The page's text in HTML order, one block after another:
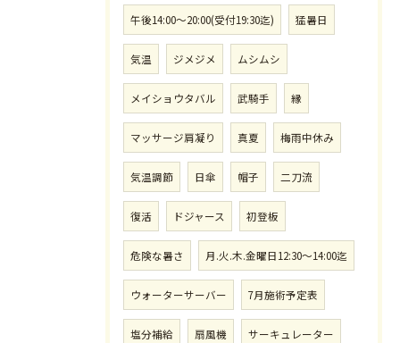
午後14:00〜20:00(受付19:30迄) 猛暑日
気温 ジメジメ ムシムシ
メイショウタバル 武騎手 縁
マッサージ肩凝り 真夏 梅雨中休み
気温調節 日傘 帽子 二刀流
復活 ドジャース 初登板
危険な暑さ 月.火.木.金曜日12:30〜14:00迄
ウォーターサーバー 7月施術予定表
塩分補給 扇風機 サーキュレーター